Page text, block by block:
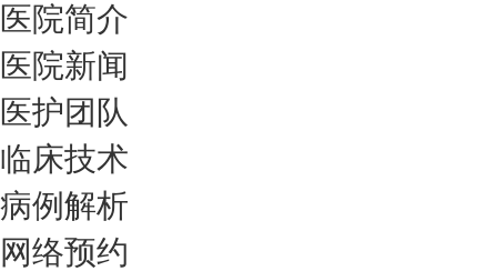
医院简介
医院新闻
医护团队
临床技术
病例解析
网络预约